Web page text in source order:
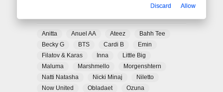
Anitta Anuel AA Ateez
Bahh Tee
Becky G
BTS Cardi B
Emin
Filatov & Karas
Inna
Little Big
Maluma
Marshmello
Morgenshtern
Natti Natasha
Nicki Minaj
Niletto
Now United
Obladaet
Ozuna
Discard Allow